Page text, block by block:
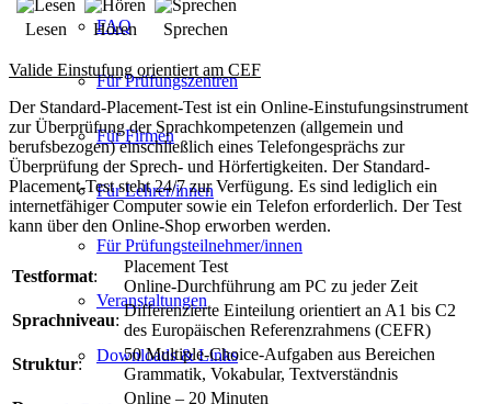
FAQ
Für Prüfungszentren
Für Firmen
Für Lehrer/innen
Für Prüfungsteilnehmer/innen
Veranstaltungen
Downloads & Links
Lesen Hören Sprechen
Valide Einstufung orientiert am CEF
Der Standard-Placement-Test ist ein Online-Einstufungsinstrument
zur Überprüfung der Sprachkompetenzen (allgemein und
berufsbezogen) einschließlich eines Telefongesprächs zur
Überprüfung der Sprech- und Hörfertigkeiten. Der Standard-
Placement-Test steht 24/7 zur Verfügung. Es sind lediglich ein
internetfähiger Computer sowie ein Telefon erforderlich. Der Test
kann über den Online-Shop erworben werden.
Testformat:
Placement Test
Online-Durchführung am PC zu jeder Zeit
Sprachniveau:
Differenzierte Einteilung orientiert an A1 bis C2
des Europäischen Referenzrahmens (CEFR)
Struktur:
50 Multiple-Choice-Aufgaben aus Bereichen
Grammatik, Vokabular, Textverständnis
Online – 20 Minuten